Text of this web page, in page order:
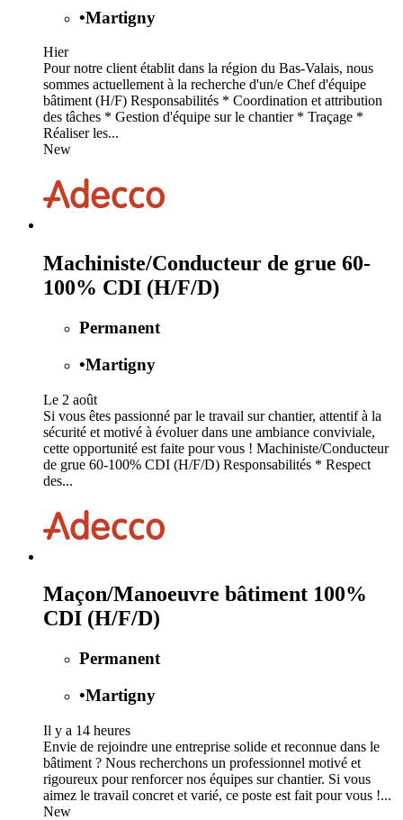
•Martigny
Hier
Pour notre client établit dans la région du Bas-Valais, nous
sommes actuellement à la recherche d'un/e Chef d'équipe
bâtiment (H/F) Responsabilités * Coordination et attribution
des tâches * Gestion d'équipe sur le chantier * Traçage *
Réaliser les...
New
Machiniste/Conducteur de grue 60-
100% CDI (H/F/D)
Permanent
•Martigny
Le 2 août
Si vous êtes passionné par le travail sur chantier, attentif à la
sécurité et motivé à évoluer dans une ambiance conviviale,
cette opportunité est faite pour vous ! Machiniste/Conducteur
de grue 60-100% CDI (H/F/D) Responsabilités * Respect
des...
Maçon/Manoeuvre bâtiment 100%
CDI (H/F/D)
Permanent
•Martigny
Il y a 14 heures
Envie de rejoindre une entreprise solide et reconnue dans le
bâtiment ? Nous recherchons un professionnel motivé et
rigoureux pour renforcer nos équipes sur chantier. Si vous
aimez le travail concret et varié, ce poste est fait pour vous !...
New